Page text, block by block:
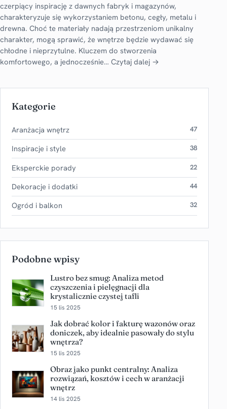
czerpiący inspirację z dawnych fabryk i magazynów,
charakteryzuje się wykorzystaniem betonu, cegły, metalu i
drewna. Choć te materiały nadają przestrzeniom unikalny
charakter, mogą sprawić, że wnętrze będzie wydawać się
chłodne i nieprzytulne. Kluczem do stworzenia
komfortowego, a jednocześnie… Czytaj dalej →
Kategorie
Aranżacja wnętrz 47
Inspiracje i style 38
Eksperckie porady 22
Dekoracje i dodatki 44
Ogród i balkon 32
Podobne wpisy
Lustro bez smug: Analiza metod
czyszczenia i pielęgnacji dla
krystalicznie czystej tafli
15 lis 2025
Jak dobrać kolor i fakturę wazonów oraz
doniczek, aby idealnie pasowały do stylu
wnętrza?
15 lis 2025
Obraz jako punkt centralny: Analiza
rozwiązań, kosztów i cech w aranżacji
wnętrz
14 lis 2025